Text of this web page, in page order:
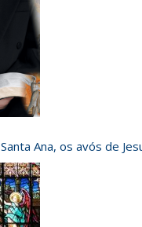
Ana, os avós de